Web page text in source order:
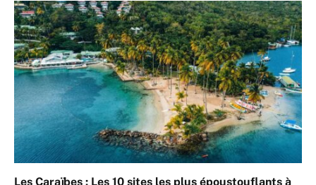
Les Caraïbes : Les 10 sites les plus époustouflants à